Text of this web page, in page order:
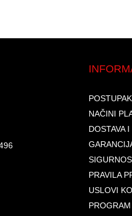
NAČINI
DOSTAVA
PRAVILA
USLOVI